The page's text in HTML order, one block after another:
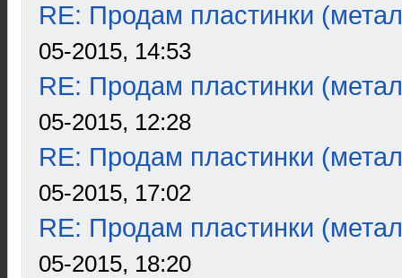
RE: Продам пластинки
05-2015, 14:53
RE: Продам пластинки
05-2015, 12:28
RE: Продам пластинки
05-2015, 17:02
RE: Продам пластинки
05-2015, 18:20